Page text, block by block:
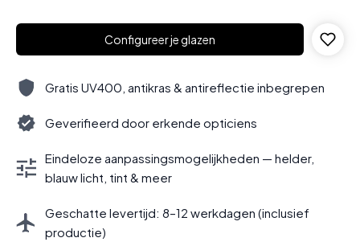
Configureer je glazen
Gratis UV400, antikras & antireflectie inbegrepen
Geverifieerd door erkende opticiens
Eindeloze aanpassingsmogelijkheden — helder,
blauw licht, tint & meer
Geschatte levertijd: 8–12 werkdagen (inclusief
productie)